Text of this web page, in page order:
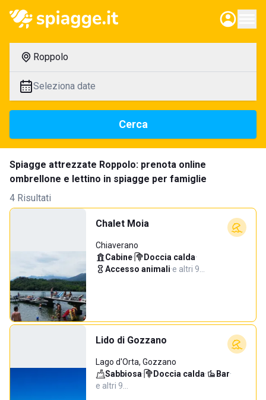
Roppolo
Seleziona date
Cerca
Spiagge attrezzate Roppolo: prenota online
ombrellone e lettino in spiagge per famiglie
4 Risultati
Chalet Moia
Chiaverano
Cabine· Doccia calda·
Accesso animali·e altri 9…
Lido di Gozzano
Lago d'Orta, Gozzano
Sabbiosa· Doccia calda· Bar·
e altri 9…